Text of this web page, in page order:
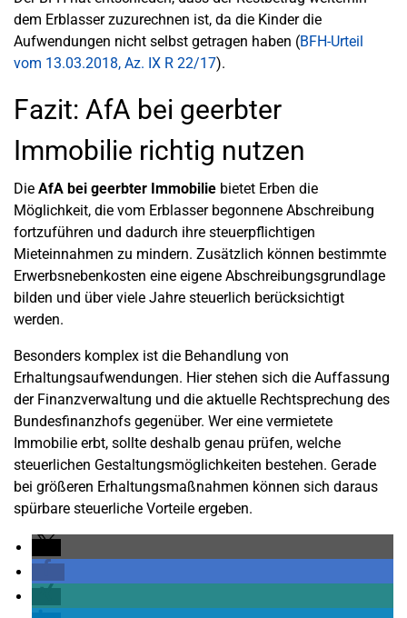
dem Erblasser zuzurechnen ist, da die Kinder die
Aufwendungen nicht selbst getragen haben (BFH-Urteil
vom 13.03.2018, Az. IX R 22/17).
Fazit: AfA bei geerbter
Immobilie richtig nutzen
Die AfA bei geerbter Immobilie bietet Erben die
Möglichkeit, die vom Erblasser begonnene Abschreibung
fortzuführen und dadurch ihre steuerpflichtigen
Mieteinnahmen zu mindern. Zusätzlich können bestimmte
Erwerbsnebenkosten eine eigene Abschreibungsgrundlage
bilden und über viele Jahre steuerlich berücksichtigt
werden.
Besonders komplex ist die Behandlung von
Erhaltungsaufwendungen. Hier stehen sich die Auffassung
der Finanzverwaltung und die aktuelle Rechtsprechung des
Bundesfinanzhofs gegenüber. Wer eine vermietete
Immobilie erbt, sollte deshalb genau prüfen, welche
steuerlichen Gestaltungsmöglichkeiten bestehen. Gerade
bei größeren Erhaltungsmaßnahmen können sich daraus
spürbare steuerliche Vorteile ergeben.